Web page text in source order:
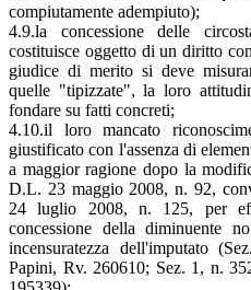
compiutamente adempiuto);
4.9.la concessione delle
costituisce oggetto di un diritto
giudice di merito si deve
quelle "tipizzate", la loro
fondare su fatti concreti;
4.10.il loro mancato
giustificato con l'assenza di
a maggior ragione dopo la
D.L. 23 maggio 2008, n. 92,
24 luglio 2008, n. 125, per
concessione della diminuente
incensuratezza dell'imputato
Papini, Rv. 260610; Sez. 1, n.